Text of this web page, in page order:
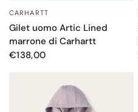
OCCHIATA VELOCE
CARHARTT
Gilet uomo Artic Lined
marrone di Carhartt
€138,00